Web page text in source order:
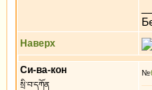
Наверх
Си-ва-кон
སྲི་བ་དཀོན
№